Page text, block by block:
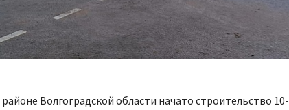
Волгоградской области начато строительство 10-